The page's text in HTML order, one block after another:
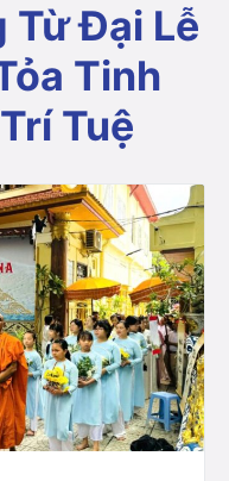
Từ Đại Lễ
Tinh
Tuệ